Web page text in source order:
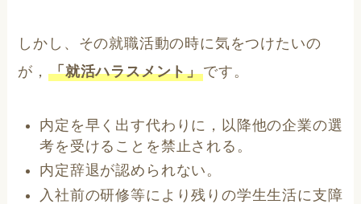
しかし、その就職活動の時に気をつけたいの
が，「就活ハラスメント」です。
内定を早く出す代わりに，以降他の企業の選
考を受けることを禁止される。
内定辞退が認められない。
入社前の研修等により残りの学生生活に支障